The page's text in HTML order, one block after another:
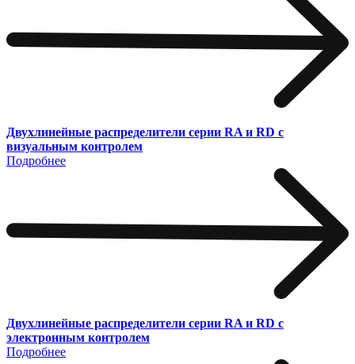
Двухлинейные распределители серии RA и RD с
визуальным контролем
Подробнее
Двухлинейные распределители серии RA и RD с
электронным контролем
Подробнее